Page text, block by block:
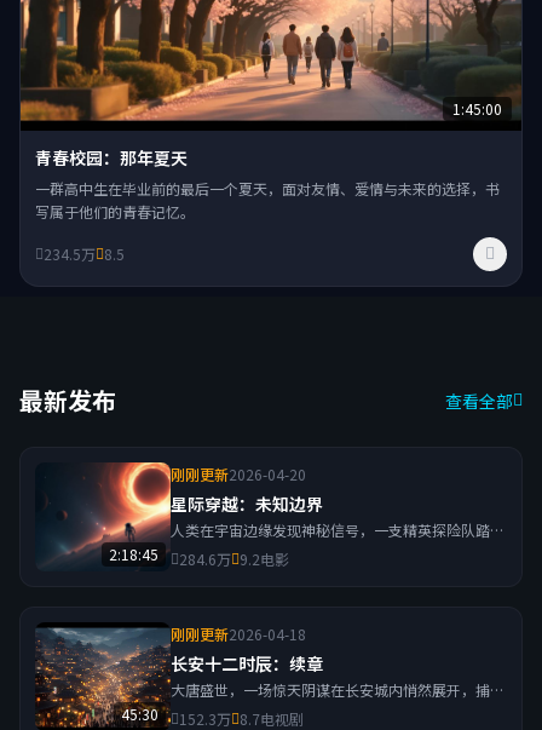
1:45:00
青春校园：那年夏天
一群高中生在毕业前的最后一个夏天，面对友情、爱情与未来的选择，书
写属于他们的青春记忆。
234.5万 8.5
最新发布 查看全部
2:18:45
刚刚更新2026-04-20
星际穿越：未知边界
人类在宇宙边缘发现神秘信号，一支精英探险队踏上
寻找真相的旅程，面对未知的宇宙力量与内心的恐
惧。
284.6万 9.2电影
45:30
刚刚更新2026-04-18
长安十二时辰：续章
大唐盛世，一场惊天阴谋在长安城内悄然展开，捕快
与刺客在十二时辰内展开生死追逐。
152.3万 8.7电视剧